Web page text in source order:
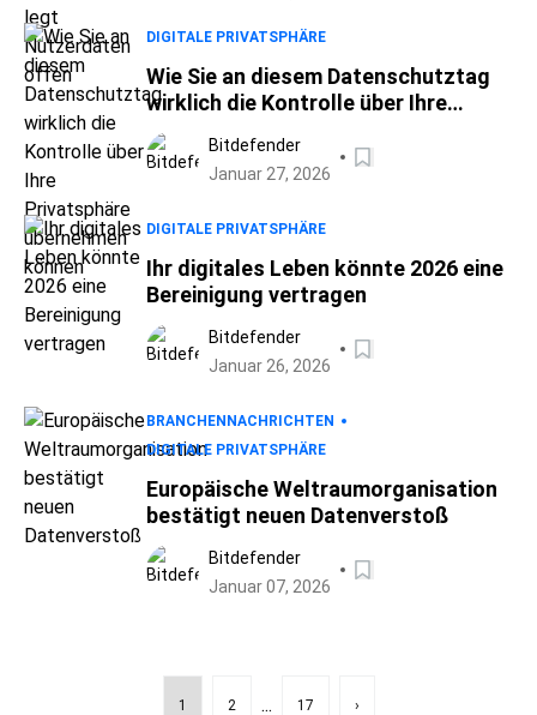
DIGITALE PRIVATSPHÄRE
Wie Sie an diesem Datenschutztag
wirklich die Kontrolle über Ihre
Privatsphäre übernehmen können
Bitdefender
Januar 27, 2026
DIGITALE PRIVATSPHÄRE
Ihr digitales Leben könnte 2026 eine
Bereinigung vertragen
Bitdefender
Januar 26, 2026
BRANCHENNACHRICHTEN
DIGITALE PRIVATSPHÄRE
Europäische Weltraumorganisation
bestätigt neuen Datenverstoß
Bitdefender
Januar 07, 2026
1 2 ... 17 ›